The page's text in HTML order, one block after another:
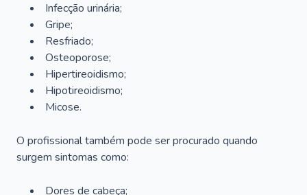
Infecção urinária;
Gripe;
Resfriado;
Osteoporose;
Hipertireoidismo;
Hipotireoidismo;
Micose.
O profissional também pode ser procurado quando
surgem sintomas como:
Dores de cabeça;